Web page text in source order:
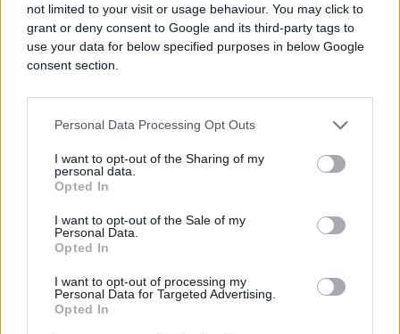
not limited to your visit or usage behaviour. You may click to
grant or deny consent to Google and its third-party tags to
use your data for below specified purposes in below Google
consent section.
Personal Data Processing Opt Outs
I want to opt-out of the Sharing of my
personal data.
Opted In
I want to opt-out of the Sale of my
Personal Data.
Opted In
I want to opt-out of processing my
Personal Data for Targeted Advertising.
Opted In
na terasi porodične kuće usmrtio 19-godišnjaka
koji mu je došao dostaviti pizzu.
#drniš